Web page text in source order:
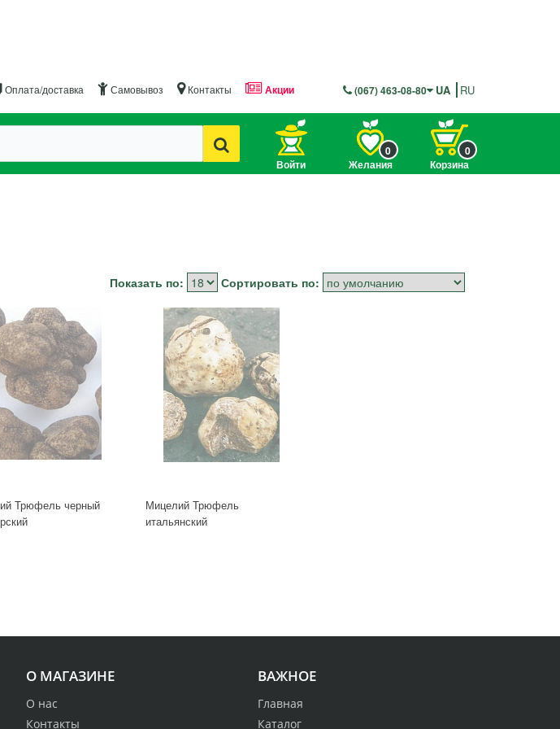
Оплата/доставка Самовывоз Контакты Акции (067) 463-08-80 UA RU
Войти Желания
0
Корзина
0
Показать по: Сортировать по:
Трюфель черный
Мицелий Трюфель
итальянский
О МАГАЗИНЕ
О нас
Контакты
ВАЖНОЕ
Главная
Каталог